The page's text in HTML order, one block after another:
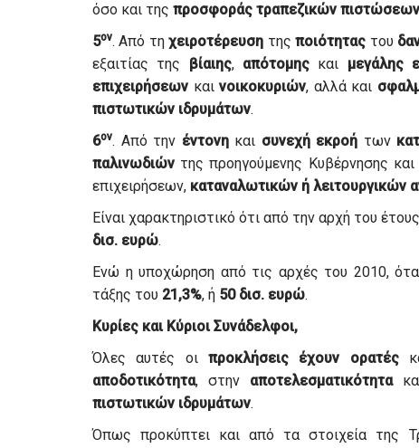
όσο και της προσφοράς τραπεζικών πιστώσεων
5ον. Από τηχειροτέρευση τηςποιότητας του
εξαιτίας της βίαιης, απότομης και μεγάλης
επιχειρήσεων και νοικοκυριών, αλλά και
πιστωτικών ιδρυμάτων.
6ον. Από την έντονηκαι συνεχή εκροή των
παλινωδιών της προηγούμενης Κυβέρνησης και
επιχειρήσεων, καταναλωτικών ή λειτουργικών
Είναι χαρακτηριστικό ότι από την αρχή του
δισ. ευρώ.
Ενώ η υποχώρηση από τις αρχές του 2010,
τάξης του 21,3%, ή 50 δισ. ευρώ.
Κυρίες και Κύριοι Συνάδελφοι,
Όλες αυτές οιπροκλήσεις έχουν ορατές
αποδοτικότητα, στην αποτελεσματικότητα
πιστωτικών ιδρυμάτων.
Όπως προκύπτει και από τα στοιχεία της